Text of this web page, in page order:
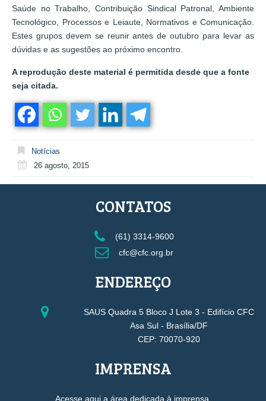
Saúde no Trabalho, Contribuição Sindical Patronal, Ambiente
Tecnológico, Processos e Leiaute, Normativos e Comunicação.
Estes grupos devem se reunir antes de outubro para levar as
dúvidas e as sugestões ao próximo encontro.
A reprodução deste material é permitida desde que a fonte
seja citada.
Notícias
26 agosto, 2015
CONTATOS
(61) 3314-9600
cfc@cfc.org.br
ENDEREÇO
SAUS Quadra 5 Bloco J Lote 3 - Edifício CFC
Asa Sul - Brasília/DF
CEP: 70070-920
IMPRENSA
Acesse aqui a área dedicada à imprensa.